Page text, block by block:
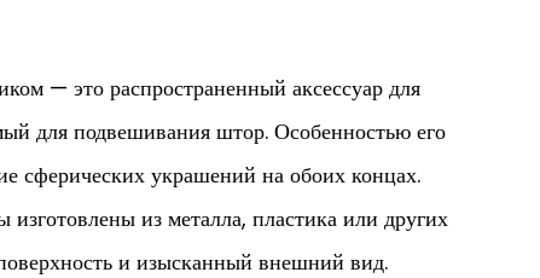
— это распространенный аксессуар для
для подвешивания штор. Особенностью его
сферических украшений на обоих концах.
из металла, пластика или других
и изысканный внешний вид.